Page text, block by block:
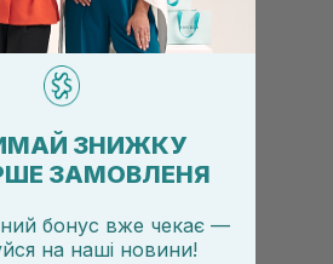
ЗНИЖКУ
ЗАМОВЛЕНЯ
бонус вже чекає —
на наші новини!